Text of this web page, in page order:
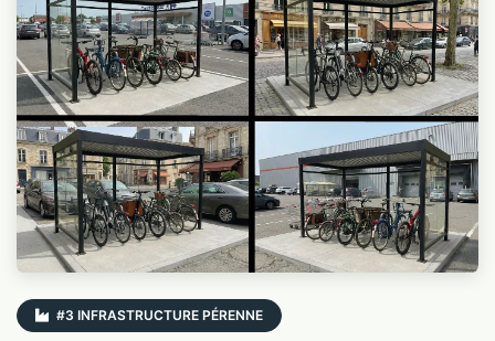
#3 INFRASTRUCTURE PÉRENNE